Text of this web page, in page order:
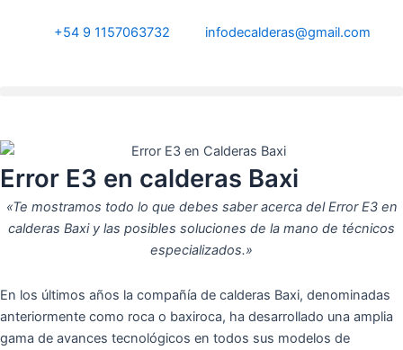
+54 9 1157063732 infodecalderas@gmail.com
Error E3 en calderas Baxi
«Te mostramos todo lo que debes saber acerca del Error E3 en
calderas Baxi y las posibles soluciones de la mano de técnicos
especializados.»
En los últimos años la compañía de calderas Baxi, denominadas
anteriormente como roca o baxiroca, ha desarrollado una amplia
gama de avances tecnológicos en todos sus modelos de